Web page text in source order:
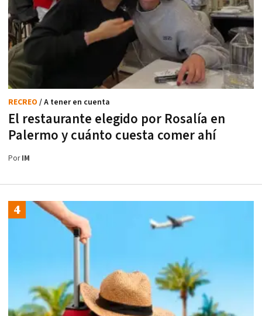
El restaurante elegido por Rosalía en
Palermo y cuánto cuesta comer ahí
RECREO / A tener en cuenta
PorIM